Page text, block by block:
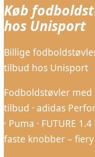
Køb
hos Unisport
Billige
tilbud hos Unisport
Fodboldstøvler
tilbud · adidas
· Puma · FUTURE
faste knobber –